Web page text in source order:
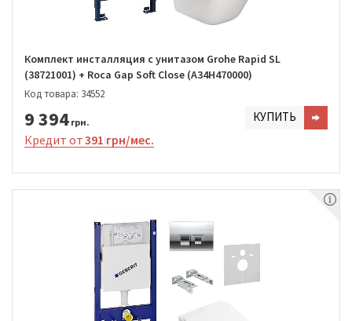
Комплект инсталляция с унитазом Grohe Rapid SL
(38721001) + Roca Gap Soft Close (A34H470000)
Код товара: 34552
9 394 грн. КУПИТЬ
Кредит от391 грн/мес.